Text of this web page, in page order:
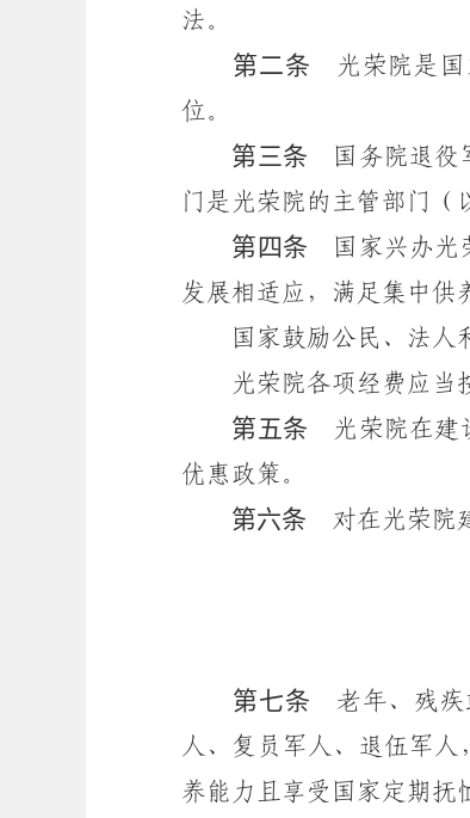
法。
第二条 光荣院是国
位。
第三条 国务院退役
门是光荣院的主管部门（
第四条 国家兴办光
发展相适应，满足集中供
国家鼓励公民、法人和
光荣院各项经费应当按
第五条 光荣院在建
优惠政策。
第六条 对在光荣院
第七条 老年、残疾
人、复员军人、退伍军
养能力且享受国家定期抚